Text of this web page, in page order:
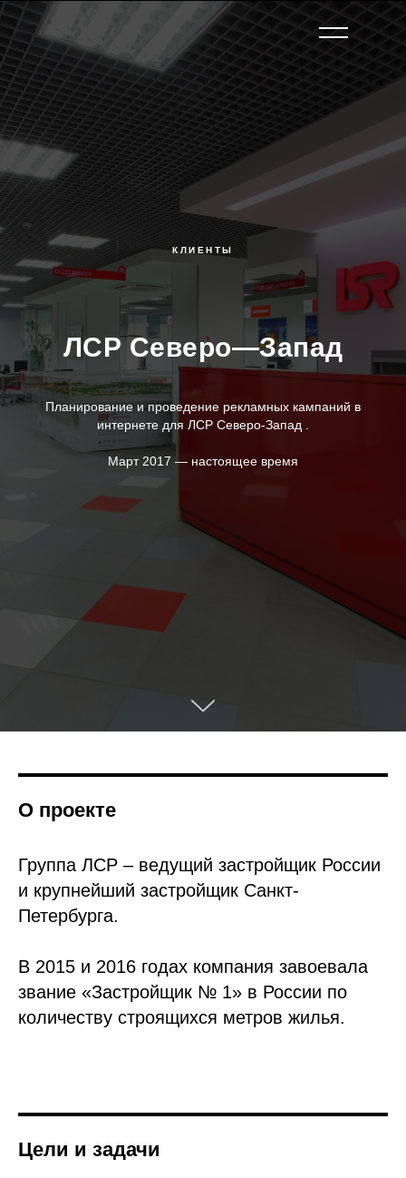
КЛИЕНТЫ
ЛСР Северо—Запад
Планирование и проведение рекламных кампаний в
интернете для ЛСР Северо-Запад .
Март 2017 — настоящее время
О проекте
Группа ЛСР – ведущий застройщик России
и крупнейший застройщик Санкт-
Петербурга.
В 2015 и 2016 годах компания завоевала
звание «Застройщик № 1» в России по
количеству строящихся метров жилья.
Цели и задачи